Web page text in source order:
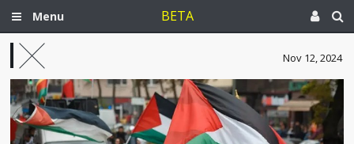
Menu BETA
Nov 12, 2024